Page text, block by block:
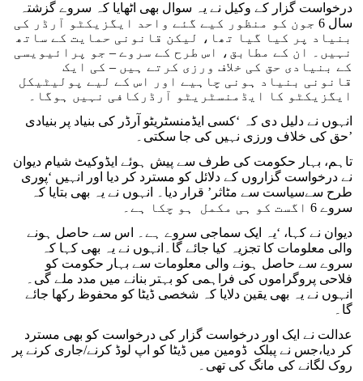
درخواست گزار کے وکیل نے یہ سوال بھی اٹھایا کہ سروے گزشتہ
سال 6 جون کو منظور کیے گئے واحد ایگزیکٹو آرڈر کی
بنیاد پر کیا گیا تھا، لیکن قانونی حمایت کے ساتھ
نہیں۔ ان کے مطابق، اس طرح کے سروے – جو پرائیویسی
کے بنیادی حق کی خلاف ورزی کرتے ہیں – کی ایک
قانونی بنیاد ہونی چاہیے اور اس کے لیے پولیٹیکل
ایگزیکٹو کا ایڈمنسٹریٹو آرڈرکافی نہیں ہوگا۔
انہوں نے دلیل دی کہ ‘کسی ایڈمنسٹریٹو آرڈر کی بنیاد پر بنیادی
حق کی خلاف ورزی نہیں کی جا سکتی۔’
تاہم، بہار حکومت کی طرف سے پیش ہوئے ایڈوکیٹ شیام دیوان
نے درخواست گزاروں کے دلائل کو مسترد کر دیا اور انہیں ‘پوری
طرح سےسیاست سے مٹاثر’ قرار دیا۔ انہوں نے یہ بھی بتایا کہ
سروے 6 اگست کو ہی مکمل ہو چکا ہے۔
دیوان نے کہا، ‘یہ ایک سماجی سروے ہے۔ اس سے حاصل ہونے
والی معلومات کا تجزیہ کیا جائے گا۔انہوں نے یہ بھی کہا کہ
سروے سے حاصل ہونے والی معلومات سے بہار حکومت کو
فلاحی پروگراموں کی فراہمی کو بہتر بنانے میں مدد ملے گی۔
انہوں نے یہ بھی یقین دلایا کہ شخصی ڈیٹا کو محفوظ رکھا جائے
گا۔
عدالت نے ایک اور درخواست گزار کی درخواست کو بھی مسترد
کر دیا،جس نے پبلک ڈومین میں ڈیٹا کو اپ لوڈ کرنے/جاری کرنے پر
روک لگانے کی مانگ کی تھی۔